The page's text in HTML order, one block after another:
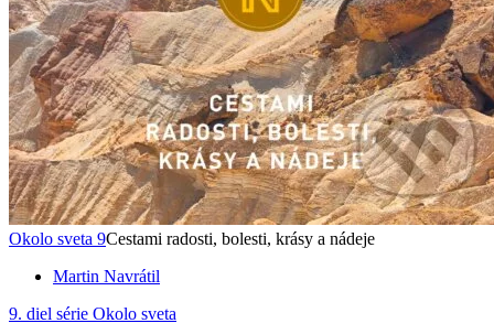
Okolo sveta 9Cestami radosti, bolesti, krásy a nádeje
Martin Navrátil
9. diel série Okolo sveta